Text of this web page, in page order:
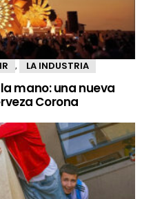
LA INDUSTRIA
mano: una nueva
Corona